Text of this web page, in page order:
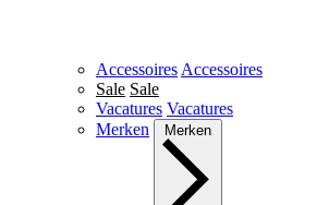
Accessoires Accessoires
Sale Sale
Vacatures Vacatures
Merken
Merken